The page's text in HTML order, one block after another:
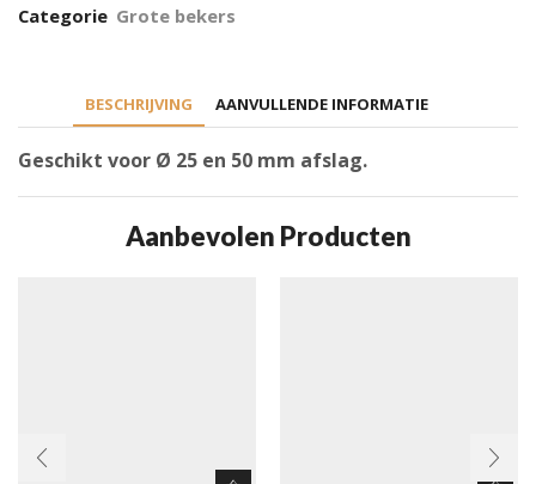
Categorie Grote bekers
BESCHRIJVING AANVULLENDE INFORMATIE
Geschikt voor Ø 25 en 50 mm afslag.
Aanbevolen Producten